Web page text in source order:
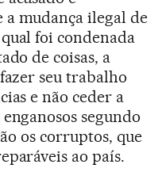
mudança ilegal de
foi condenada
de coisas, a
seu trabalho
e não ceder a
segundo
os corruptos, que
ao país.